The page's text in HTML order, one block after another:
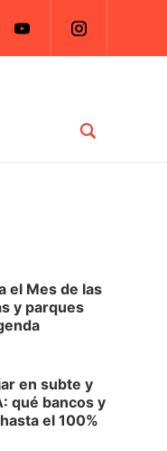
el Mes de las
y parques
en subte y
qué bancos y
el 100%